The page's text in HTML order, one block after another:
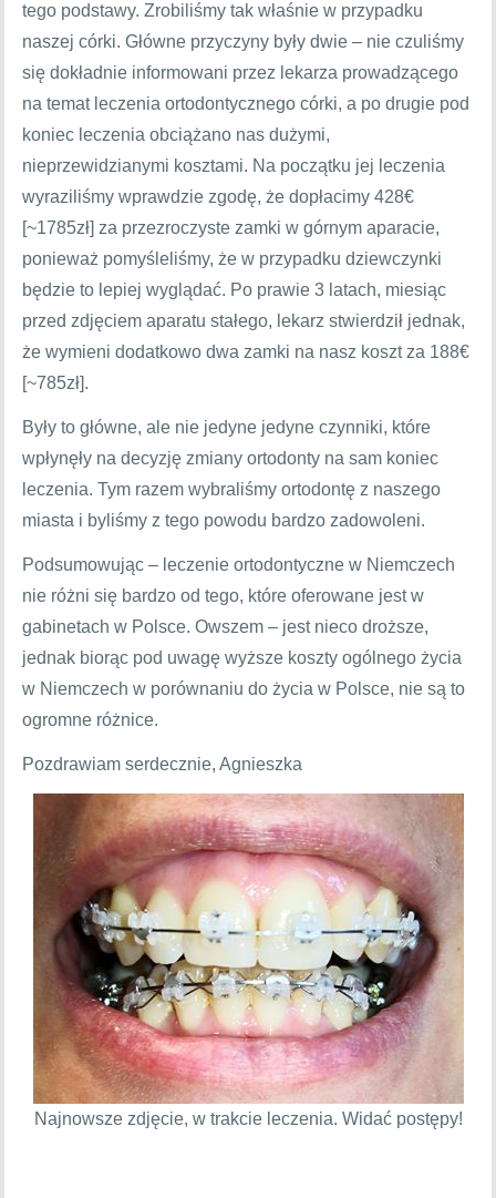
tego podstawy. Zrobiliśmy tak właśnie w przypadku
naszej córki. Główne przyczyny były dwie – nie czuliśmy
się dokładnie informowani przez lekarza prowadzącego
na temat leczenia ortodontycznego córki, a po drugie pod
koniec leczenia obciążano nas dużymi,
nieprzewidzianymi kosztami. Na początku jej leczenia
wyraziliśmy wprawdzie zgodę, że dopłacimy 428€
[~1785zł] za przezroczyste zamki w górnym aparacie,
ponieważ pomyśleliśmy, że w przypadku dziewczynki
będzie to lepiej wyglądać. Po prawie 3 latach, miesiąc
przed zdjęciem aparatu stałego, lekarz stwierdził jednak,
że wymieni dodatkowo dwa zamki na nasz koszt za 188€
[~785zł].
Były to główne, ale nie jedyne jedyne czynniki, które
wpłynęły na decyzję zmiany ortodonty na sam koniec
leczenia. Tym razem wybraliśmy ortodontę z naszego
miasta i byliśmy z tego powodu bardzo zadowoleni.
Podsumowując – leczenie ortodontyczne w Niemczech
nie różni się bardzo od tego, które oferowane jest w
gabinetach w Polsce. Owszem – jest nieco droższe,
jednak biorąc pod uwagę wyższe koszty ogólnego życia
w Niemczech w porównaniu do życia w Polsce, nie są to
ogromne różnice.
Pozdrawiam serdecznie, Agnieszka
Najnowsze zdjęcie, w trakcie leczenia. Widać postępy!